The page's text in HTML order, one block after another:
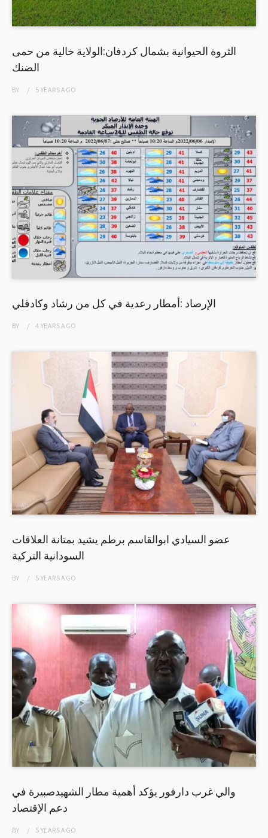
الثروة الحيوانية بشمال كردفان:الولاية خالية من حمى
الضنك
BY 5 YEARSAGO
الإرصاد :أمطار رعدية في كل من رشاد وكادقلي
BY 4 YEARSAGO
عضو السيادي ابوالقاسم برطم يشيد بمتانة العلاقات
السودانية التركية
BY 5 YEARSAGO
والي غرب دارفور يؤكد أهمية مطار الشهيدصبيرة في
دعم الإقتصاد
BY 5 YEARSAGO